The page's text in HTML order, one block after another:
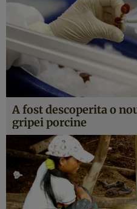
A fost descoperita o
gripei porcine